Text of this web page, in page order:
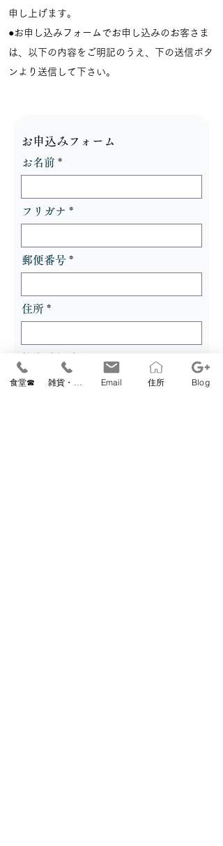
申し上げます。
●お申し込みフォームでお申し込みのお客さま
は、以下の内容をご明記のうえ、下の送信ボタ
ンより送信して下さい。
お申込みフォーム
お名前
フリガナ
郵便番号
住所
食堂☎ Email 住所 Blog